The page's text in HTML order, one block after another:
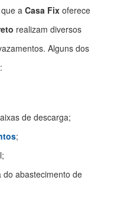
que a Casa Fix oferece
realizam diversos
Alguns dos
de descarga;
;
abastecimento de